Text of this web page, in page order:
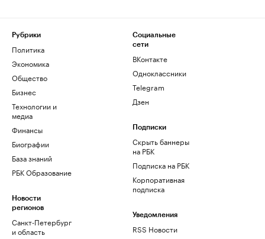
Рубрики
Политика
Экономика
Общество
Бизнес
Технологии и
медиа
Финансы
Биографии
База знаний
РБК Образование
Новости
регионов
Санкт-Петербург
и область
Социальные
сети
ВКонтакте
Одноклассники
Telegram
Дзен
Подписки
Скрыть баннеры
на РБК
Подписка на РБК
Корпоративная
подписка
Уведомления
RSS Новости